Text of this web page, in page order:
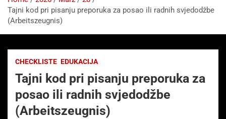
Tajni kod pri pisanju preporuka za posao ili radnih svjedodžbe
(Arbeitszeugnis)
CHECKLISTE EDUKACIJA
Tajni kod pri pisanju preporuka za
posao ili radnih svjedodžbe
(Arbeitszeugnis)